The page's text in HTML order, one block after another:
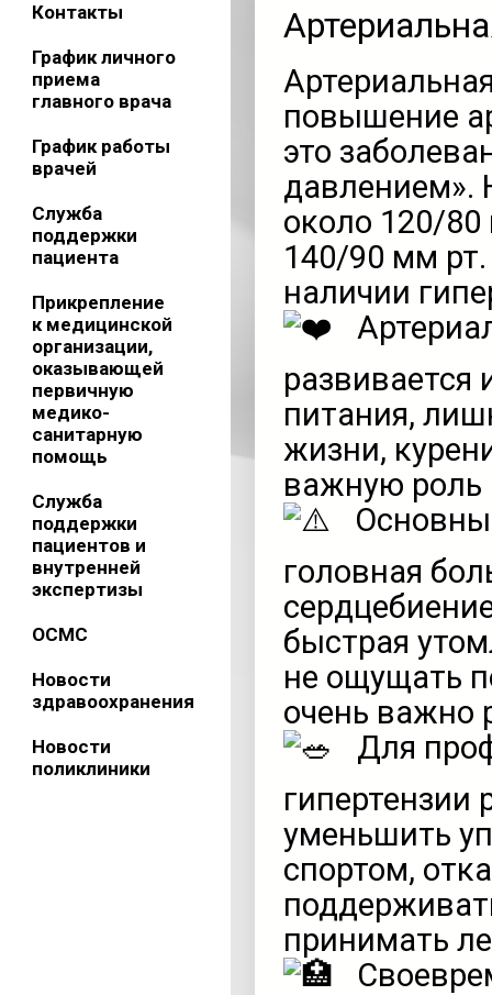
Контакты
График личного
приема
главного врача
График работы
врачей
Служба
поддержки
пациента
Прикрепление
к медицинской
организации,
оказывающей
первичную
медико-
санитарную
помощь
Служба
поддержки
пациентов и
внутренней
экспертизы
ОСМС
Новости
здравоохранения
Новости
поликлиники
повышение
это
давлением».
около 120/
140/90 мм рт.
наличии
развивается
питания,
жизни,
важную роль
головная
быстрая
не ощущать
очень важно
Для
гипертензии
уменьшить
спортом,
принимать